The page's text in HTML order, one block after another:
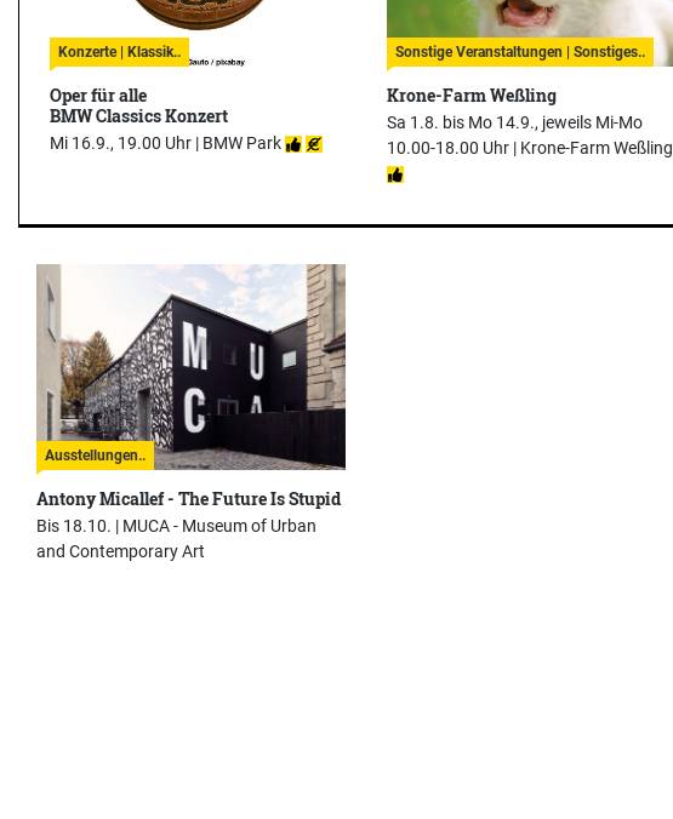
Konzerte | Klassik..
Oper für alle
BMW Classics Konzert
Mi 16.9., 19.00 Uhr | BMW Park
Sonstige Veranstaltungen | Sonstiges..
Krone-Farm Weßling
Sa 1.8. bis Mo 14.9., jeweils Mi-Mo
10.00-18.00 Uhr | Krone-Farm Weßling
Ausstellungen..
Antony Micallef - The Future Is Stupid
Bis 18.10. | MUCA - Museum of Urban
and Contemporary Art